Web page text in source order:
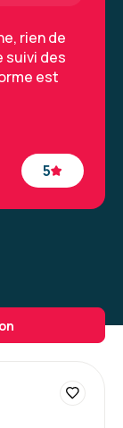
5
rien de
suivi des
est
rien de
des